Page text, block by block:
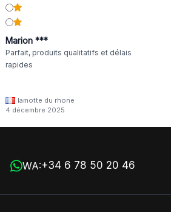
Marion ***
Parfait, produits qualitatifs et délais
rapides
lamotte du rhone
4 décembre 2025
WA:+34 6 78 50 20 46